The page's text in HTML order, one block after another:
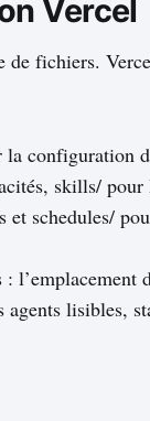
Vercel
de fichiers.
la configuration
skills/ pour
schedules/
l’emplacement
lisibles,